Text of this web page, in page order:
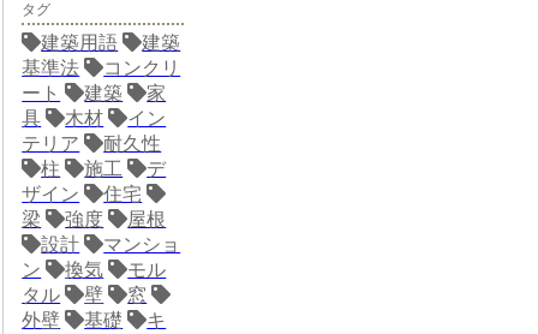
タグ
建築用語
建築
基準法
コンクリ
ート
建築
家
具
木材
イン
テリア
耐久性
柱
施工
デ
ザイン
住宅
梁
強度
屋根
設計
マンショ
ン
換気
モル
タル
壁
窓
外壁
基礎
キ